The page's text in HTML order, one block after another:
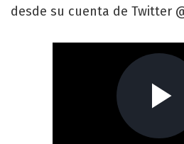
desde su cuenta de Twitter